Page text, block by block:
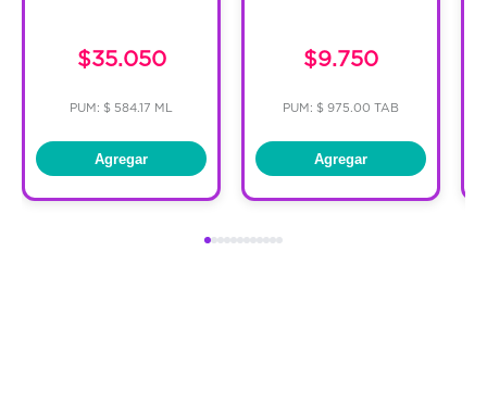
$35.050
PUM: $ 584.17 ML
Agregar
$9.750
PUM: $ 975.00 TAB
Agregar